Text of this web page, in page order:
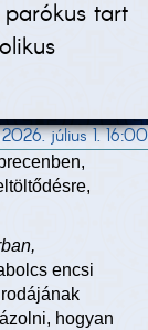
tart
2026. július 1. 16:00
encsi
hogyan